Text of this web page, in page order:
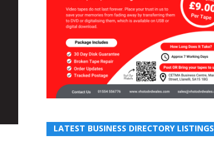
LATEST BUSINESS DIRECTORY LISTINGS